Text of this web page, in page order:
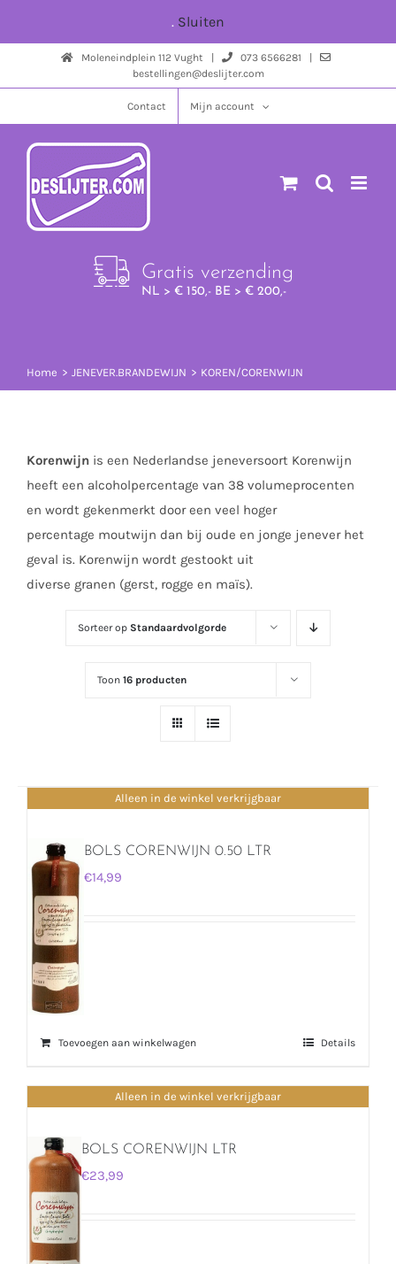
. Sluiten
Moleneindplein 112 Vught |
073 6566281 |
bestellingen@deslijter.com
Contact Mijn account
Gratis verzending
NL > € 150,- BE > € 200,-
Home JENEVER.BRANDEWIJN KOREN/CORENWIJN
Korenwijn is een Nederlandse jeneversoort Korenwijn
heeft een alcoholpercentage van 38 volumeprocenten
en wordt gekenmerkt door een veel hoger
percentage moutwijn dan bij oude en jonge jenever het
geval is. Korenwijn wordt gestookt uit
diverse granen (gerst, rogge en maïs).
Sorteer op Standaardvolgorde
Toon16 producten
Alleen in de winkel verkrijgbaar
BOLS CORENWIJN 0.50 LTR
€14,99
Toevoegen aan winkelwagen Details
Alleen in de winkel verkrijgbaar
BOLS CORENWIJN LTR
€23,99